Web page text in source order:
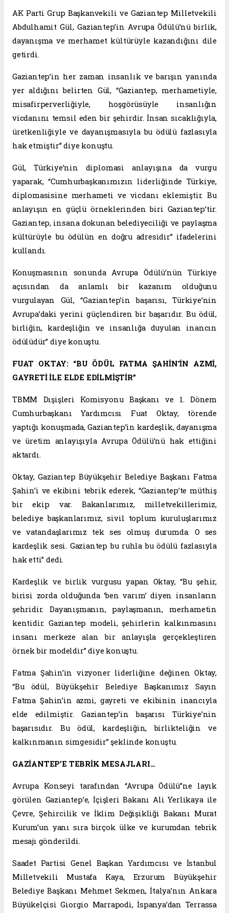
AK Parti Grup Başkanvekili ve Gaziantep Milletvekili
Abdulhamit Gül, Gaziantep’in Avrupa Ödülü’nü birlik,
dayanışma ve merhamet kültürüyle kazandığını dile
getirdi.
Gaziantep’in her zaman insanlık ve barışın yanında
yer aldığını belirten Gül, “Gaziantep, merhametiyle,
misafirperverliğiyle, hoşgörüsüyle insanlığın
vicdanını temsil eden bir şehirdir. İnsan sıcaklığıyla,
üretkenliğiyle ve dayanışmasıyla bu ödülü fazlasıyla
hak etmiştir” diye konuştu.
Gül, Türkiye’nin diplomasi anlayışına da vurgu
yaparak, “Cumhurbaşkanımızın liderliğinde Türkiye,
diplomasisine merhameti ve vicdanı eklemiştir. Bu
anlayışın en güçlü örneklerinden biri Gaziantep’tir.
Gaziantep, insana dokunan belediyeciliği ve paylaşma
kültürüyle bu ödülün en doğru adresidir” ifadelerini
kullandı.
Konuşmasının sonunda Avrupa Ödülü’nün Türkiye
açısından da anlamlı bir kazanım olduğunu
vurgulayan Gül, “Gaziantep’in başarısı, Türkiye’nin
Avrupa’daki yerini güçlendiren bir başarıdır. Bu ödül,
birliğin, kardeşliğin ve insanlığa duyulan inancın
ödülüdür” diye konuştu.
FUAT OKTAY: “BU ÖDÜL FATMA ŞAHİN’İN AZMİ,
GAYRETİ İLE ELDE EDİLMİŞTİR”
TBMM Dışişleri Komisyonu Başkanı ve 1. Dönem
Cumhurbaşkanı Yardımcısı Fuat Oktay, törende
yaptığı konuşmada, Gaziantep’in kardeşlik, dayanışma
ve üretim anlayışıyla Avrupa Ödülü’nü hak ettiğini
aktardı.
Oktay, Gaziantep Büyükşehir Belediye Başkanı Fatma
Şahin’i ve ekibini tebrik ederek, “Gaziantep’te müthiş
bir ekip var. Bakanlarımız, milletvekillerimiz,
belediye başkanlarımız, sivil toplum kuruluşlarımız
ve vatandaşlarımız tek ses olmuş durumda. O ses
kardeşlik sesi. Gaziantep bu ruhla bu ödülü fazlasıyla
hak etti” dedi.
Kardeşlik ve birlik vurgusu yapan Oktay, “Bu şehir,
birisi zorda olduğunda ‘ben varım’ diyen insanların
şehridir. Dayanışmanın, paylaşmanın, merhametin
kentidir. Gaziantep modeli, şehirlerin kalkınmasını
insanı merkeze alan bir anlayışla gerçekleştiren
örnek bir modeldir” diye konuştu.
Fatma Şahin’in vizyoner liderliğine değinen Oktay,
“Bu ödül, Büyükşehir Belediye Başkanımız Sayın
Fatma Şahin’in azmi, gayreti ve ekibinin inancıyla
elde edilmiştir. Gaziantep’in başarısı Türkiye’nin
başarısıdır. Bu ödül, kardeşliğin, birlikteliğin ve
kalkınmanın simgesidir” şeklinde konuştu.
GAZİANTEP’E TEBRİK MESAJLARI…
Avrupa Konseyi tarafından “Avrupa Ödülü”ne layık
görülen Gaziantep’e, İçişleri Bakanı Ali Yerlikaya ile
Çevre, Şehircilik ve İklim Değişikliği Bakanı Murat
Kurum’un yanı sıra birçok ülke ve kurumdan tebrik
mesajı gönderildi.
Saadet Partisi Genel Başkan Yardımcısı ve İstanbul
Milletvekili Mustafa Kaya, Erzurum Büyükşehir
Belediye Başkanı Mehmet Sekmen, İtalya’nın Ankara
Büyükelçisi Giorgio Marrapodi, İspanya’dan Terrassa